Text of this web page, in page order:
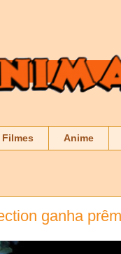
Filmes Anime
ganha